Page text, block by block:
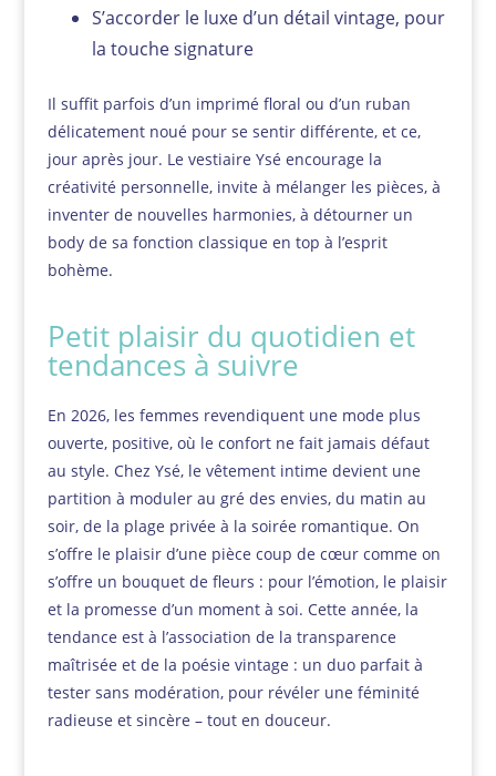
S’accorder le luxe d’un détail vintage, pour
la touche signature
Il suffit parfois d’un imprimé floral ou d’un ruban
délicatement noué pour se sentir différente, et ce,
jour après jour. Le vestiaire Ysé encourage la
créativité personnelle, invite à mélanger les pièces, à
inventer de nouvelles harmonies, à détourner un
body de sa fonction classique en top à l’esprit
bohème.
Petit plaisir du quotidien et
tendances à suivre
En 2026, les femmes revendiquent une mode plus
ouverte, positive, où le confort ne fait jamais défaut
au style. Chez Ysé, le vêtement intime devient une
partition à moduler au gré des envies, du matin au
soir, de la plage privée à la soirée romantique. On
s’offre le plaisir d’une pièce coup de cœur comme on
s’offre un bouquet de fleurs : pour l’émotion, le plaisir
et la promesse d’un moment à soi. Cette année, la
tendance est à l’association de la transparence
maîtrisée et de la poésie vintage : un duo parfait à
tester sans modération, pour révéler une féminité
radieuse et sincère – tout en douceur.